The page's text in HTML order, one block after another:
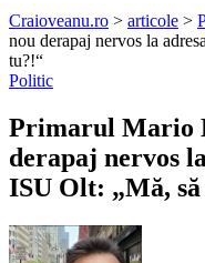
Craioveanu.ro > articole >
nou derapaj nervos la
tu?!“
Politic
Primarul Mario
derapaj nervos
ISU Olt: „Mă,